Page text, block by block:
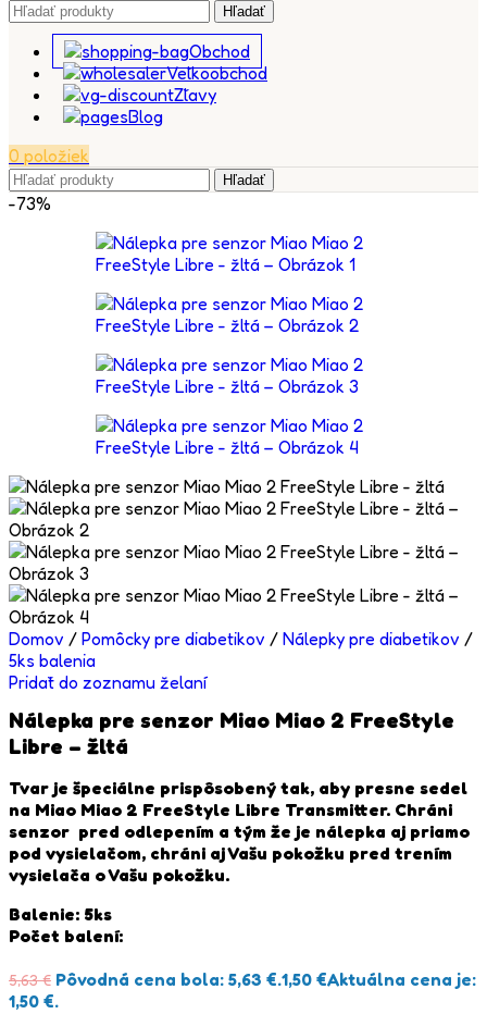
Hľadať
Obchod
Veľkoobchod
Zľavy
Blog
0 položiek
Hľadať
-73%
Domov / Pomôcky pre diabetikov / Nálepky pre diabetikov /
5ks balenia
Pridať do zoznamu želaní
Nálepka pre senzor Miao Miao 2 FreeStyle
Libre – žltá
Tvar je špeciálne prispôsobený tak, aby presne sedel
na Miao Miao 2 FreeStyle Libre Transmitter. Chráni
senzor pred odlepením a tým že je nálepka aj priamo
pod vysielačom, chráni aj Vašu pokožku pred trením
vysielača o Vašu pokožku.
Balenie: 5ks
Počet balení:
5,63€ Pôvodná cena bola: 5,63 €.1,50 €Aktuálna cena je:
1,50 €.